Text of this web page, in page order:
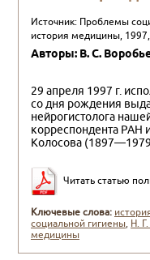
Источник: Проблемы
история медицины,
Авторы: В. С.
29 апреля 1997 г.
со дня рождения
нейрогистолога
корреспон­дента РАН
Колосова
Читать статью
Ключевые слова:
социальной гигиены, Н.
медицины